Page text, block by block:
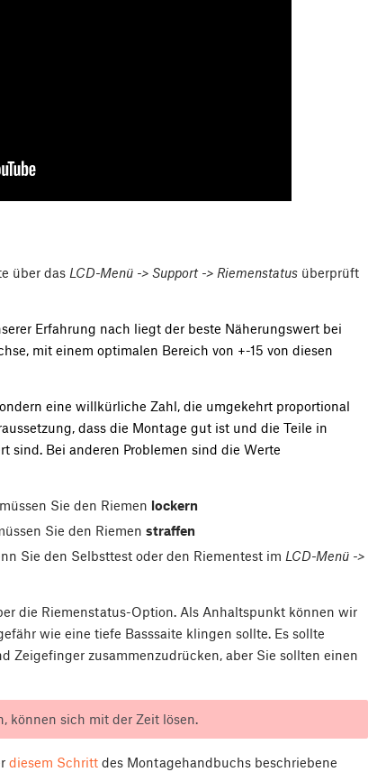
über das LCD-Menü -> Support -> Riemenstatus überprüft
Erfahrung nach liegt der beste Näherungswert bei
mit einem optimalen Bereich von +-15 von diesen
eine willkürliche Zahl, die umgekehrt proportional
dass die Montage gut ist und die Teile in
sind. Bei anderen Problemen sind die Werte
Sie den Riemen lockern
Sie den Riemen straffen
Sie den Selbsttest oder den Riementest im LCD-Menü ->
die Riemenstatus-Option. Als Anhaltspunkt können wir
wie eine tiefe Basssaite klingen sollte. Es sollte
Zeigefinger zusammenzudrücken, aber Sie sollten einen
können sich mit der Zeit lösen.
diesem Schritt des Montagehandbuchs beschriebene